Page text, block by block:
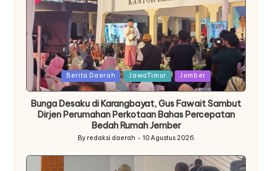
Posted
in
Berita Daerah JawaTimur Jember
Bunga Desaku di Karangbayat, Gus Fawait Sambut
Dirjen Perumahan Perkotaan Bahas Percepatan
Bedah Rumah Jember
Posted
by
By redaksi daerah 10 Agustus 2026